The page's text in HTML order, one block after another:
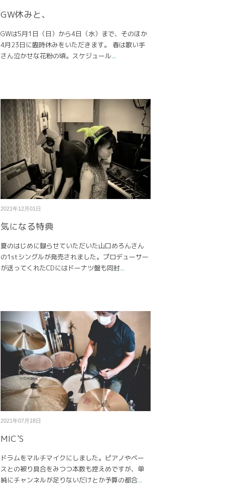
GW休みと、
GWは5月1日（日）から4日（水）まで、そのほか
4月23日に臨時休みをいただきます。 春は歌い手
さん泣かせな花粉の頃。スケジュール...
2021年12月01日
気になる特典
夏のはじめに録らせていただいた山口めろんさん
の1stシングルが発売されました。プロデューサー
が送ってくれたCDにはドーナツ盤も同封...
2021年07月18日
MIC'S
ドラムをマルチマイクにしました。ピアノやベー
スとの被り具合をみつつ本数も控えめですが、単
純にチャンネルが足りないだけとか予算の都合...